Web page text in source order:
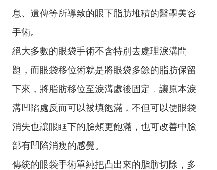
息、遺傳等所導致的眼下脂肪堆積的醫學美容
手術。
絕大多數的眼袋手術不含特別去處理淚溝問
題，而眼袋移位術就是將眼袋多餘的脂肪保留
下來，將脂肪移位至淚溝處後固定，讓原本淚
溝凹陷處反而可以被填飽滿，不但可以使眼袋
消失也讓眼眶下的臉頰更飽滿，也可改善中臉
部有凹陷消瘦的感覺。
傳統的眼袋手術單純把凸出來的脂肪切除，多